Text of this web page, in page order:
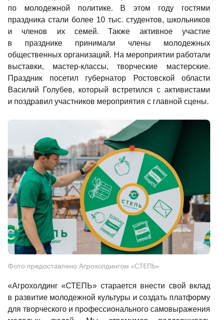
по молодежной политике. В этом году гостями
праздника стали более 10 тыс. студентов, школьников
и членов их семей. Также активное участие
в празднике принимали члены молодежных
общественных организаций. На мероприятии работали
выставки, мастер-классы, творческие мастерские.
Праздник посетил губернатор Ростовской области
Василий Голубев, который встретился с активистами
Фото предоставлено Агрохолдингом «СТЕПЬ»
«Агрохолдинг «СТЕПЬ» старается внести свой вклад
в развитие молодежной культуры и создать платформу
для творческого и профессионального самовыражения